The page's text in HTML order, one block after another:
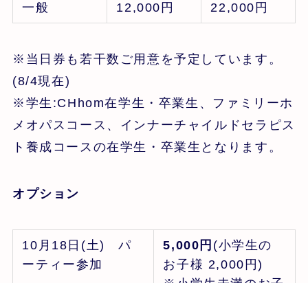
一般 12,000円 22,000円
※当日券も若干数ご用意を予定しています。
(8/4現在)
※学生:CHhom在学生・卒業生、ファミリーホ
メオパスコース、インナーチャイルドセラピス
ト養成コースの在学生・卒業生となります。
オプション
10月18日(土) パ
ーティー参加
5,000円 (小学生の
お子様 2,000円)